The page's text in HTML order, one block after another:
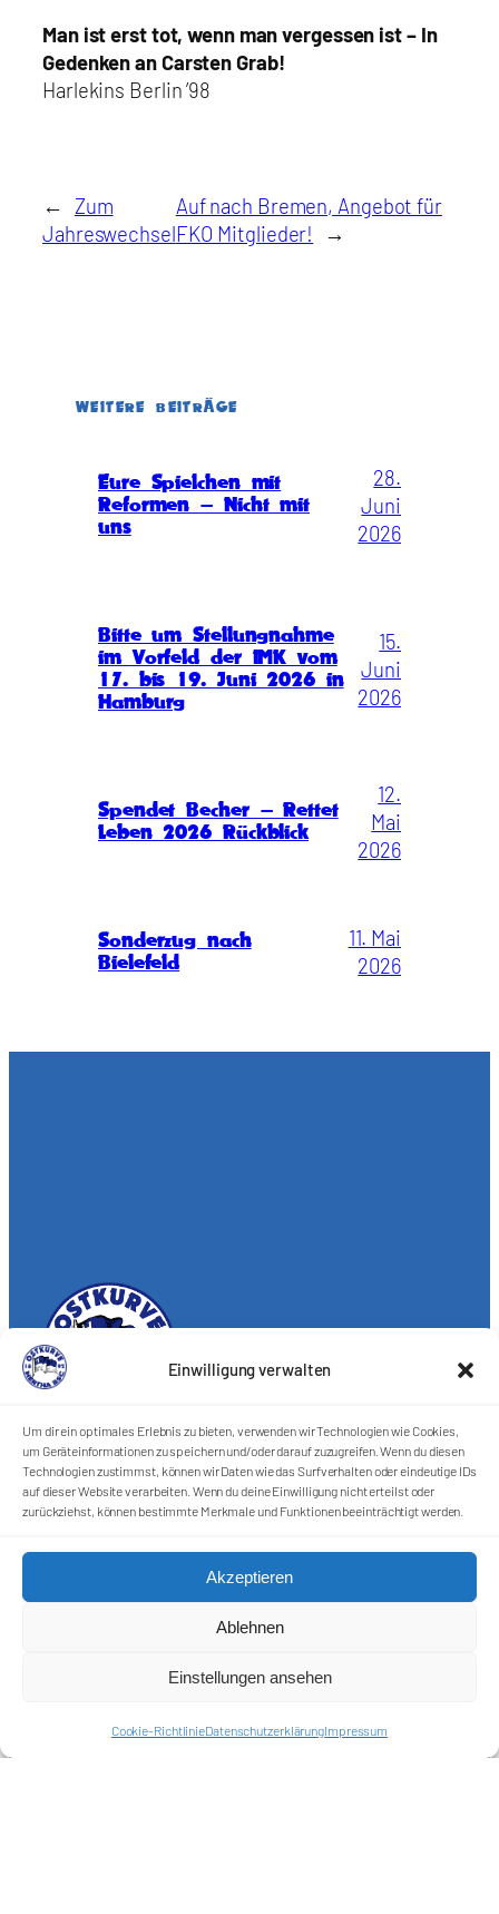
Einwilligung verwalten
Um dir ein optimales Erlebnis zu bieten, verwenden wir Technologien wie Cookies,
um Geräteinformationen zu speichern und/oder darauf zuzugreifen. Wenn du diesen
Technologien zustimmst, können wir Daten wie das Surfverhalten oder eindeutige IDs
auf dieser Website verarbeiten. Wenn du deine Einwilligung nicht erteilst oder
zurückziehst, können bestimmte Merkmale und Funktionen beeinträchtigt werden.
Akzeptieren
Ablehnen
Einstellungen ansehen
Cookie-RichtlinieDatenschutzerklärungImpressum
Man ist erst tot, wenn man vergessen ist – In
Gedenken an Carsten Grab!
Harlekins Berlin ’98
←
Zum
Jahreswechsel
Auf nach Bremen, Angebot für
FKO Mitglieder!
→
WEITERE BEITRÄGE
Eure Spielchen mit
Reformen – Nicht mit
uns
28.
Juni
2026
Bitte um Stellungnahme
im Vorfeld der IMK vom
17. bis 19. Juni 2026 in
Hamburg
15.
Juni
2026
Spendet Becher – Rettet
Leben 2026 Rückblick
12.
Mai
2026
Sonderzug nach
Bielefeld
11. Mai
2026
Förderkreis Ostkurve e.V.
Sei ein Teil des Ganzen!
Kontakt
Cookie-Richtlinie (EU)
Datenschutzerklärung